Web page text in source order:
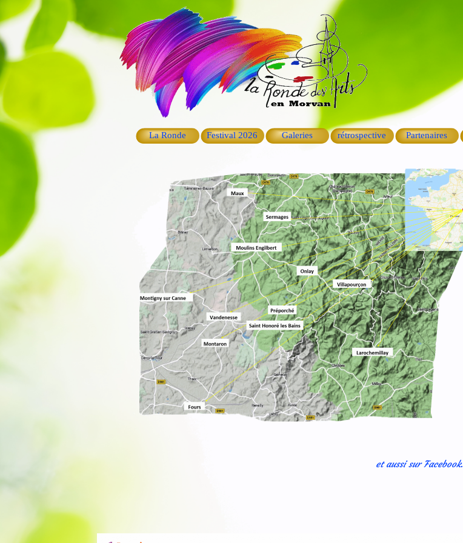
La Ronde Festival 2026 Galeries rétrospective Partenaires
et aussi sur Facebook.